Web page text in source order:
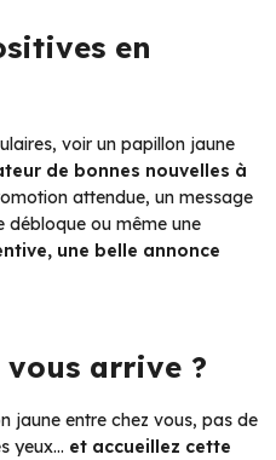
en
voir un papillon jaune
de bonnes nouvelles à
attendue, un message
débloque ou même une
une belle annonce
arrive ?
jaune entre chez vous, pas de
yeux… et accueillez cette